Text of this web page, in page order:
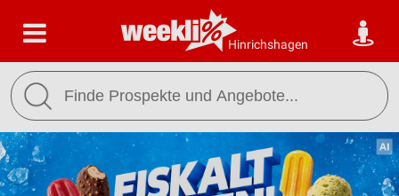
Hinrichshagen